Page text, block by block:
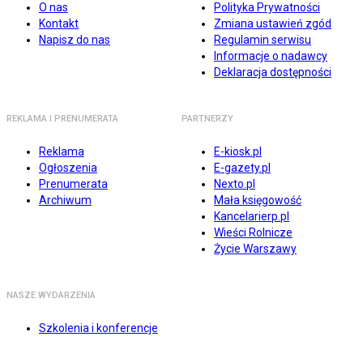
O nas
Kontakt
Napisz do nas
Polityka Prywatności
Zmiana ustawień zgód
Regulamin serwisu
Informacje o nadawcy
Deklaracja dostępności
REKLAMA I PRENUMERATA
Reklama
Ogłoszenia
Prenumerata
Archiwum
PARTNERZY
E-kiosk.pl
E-gazety.pl
Nexto.pl
Mała księgowość
Kancelarierp.pl
Wieści Rolnicze
Życie Warszawy
NASZE WYDARZENIA
Szkolenia i konferencje